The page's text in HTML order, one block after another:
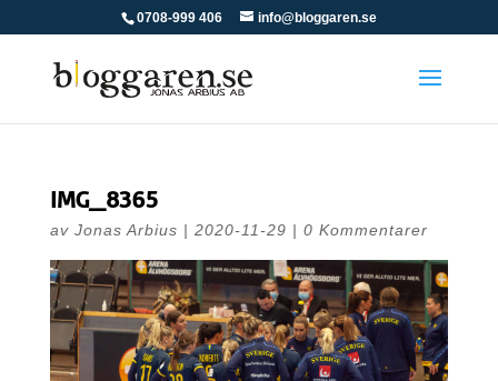
0708-999 406 info@bloggaren.se
IMG_8365
av Jonas Arbius | 2020-11-29 | 0 Kommentarer